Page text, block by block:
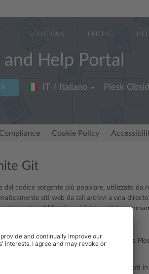
SOLUTIONS PRICING
Help Portal
IT / Italiano Plesk
Cookie Policy
Git
del codice sorgente più popolare, utilizzato da
siti web da tali archivi a una
per la pubblicazione iniziale e altri
dello scenario di utilizzo:
si inviano le modifiche dall’archivio locale a
utile se si lavora già con alcuni archivi remoti